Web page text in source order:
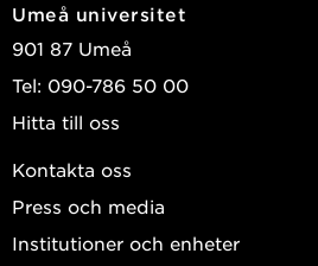
Umeå universitet
901 87 Umeå
Tel: 090-786 50 00
Hitta till oss
Kontakta oss
Press och media
Institutioner och enheter